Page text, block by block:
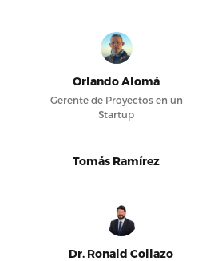
Orlando Alomá
Gerente de Proyectos en un
Startup
Tomás Ramírez
Dr. Ronald Collazo